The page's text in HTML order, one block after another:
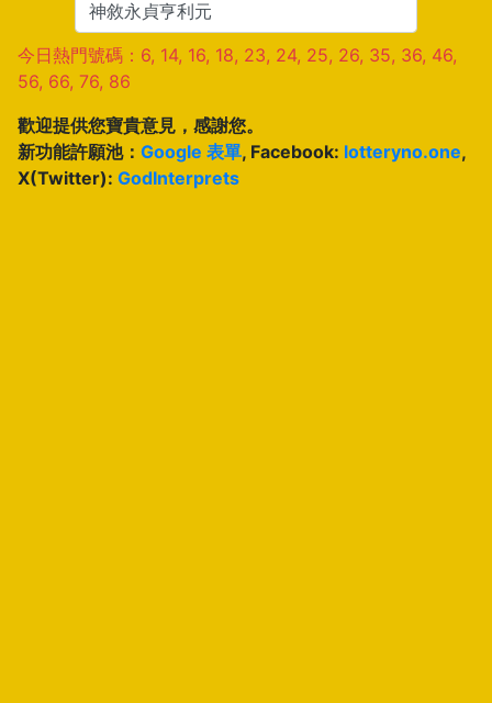
今日熱門號碼：6, 14, 16, 18, 23, 24, 25, 26, 35, 36, 46,
56, 66, 76, 86
歡迎提供您寶貴意見，感謝您。
新功能許願池： Google 表單, Facebook: lotteryno.one,
X(Twitter): GodInterprets